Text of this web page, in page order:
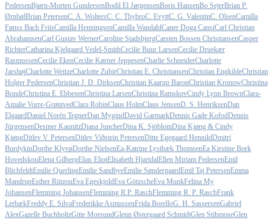
PedersenBjørn-Morten GundersenBodil El JørgensenBoris HansenBo SejerBrian P.
ØrnbølBrian PetersenC. A. WoltersC. C. ThybroC. EvyttC. G. ValentinC. OlsenCamilla
Fønss Bach FriisCamilla HenningsenCamilla WandahlCaner Doga CansiCarl Christian
AbrahamsenCarl Gustav WernerCaroline StadsbjergCarsten Bossen ChristiansenCasper
RichterCatharina Kjelgaard Vedel-SmithCecilie Buur LarsenCecilie Druekær
RasmussenCecilie EkenCecilie Kørner JeppesenCharlie SchneiderCharlotte
JarshøjCharlotte WeitzeCharlotte ZubirChristian E. ChristiansenChristian EngkildeChristian
Holger PedersenChristian J. D. DirksenChristian Kaarup BaronChristian KronowChristina
BondeChristina E. EbbesenChristina LarsenChristina RamskovCindy Lynn BrownClara-
Amalie Vorre-GrøntvedClara RobinClaus HolmClaus JensenD. S. HenriksenDan
ElgaardDaniel Norén TegnerDan MygindDavid GarmarkDennis Gade KofodDennis
JürgensenDesmer KaunitzDiana JuncherDina K. SjöblomDina Kjøng & Cindy
KjøngDitlev V. PetersenDitlev Viðstein PetersenDitte Egegaard HennildDmitri
BurdykinDorthe KlyvøDorthe NielsenEa-Katrine Lystbæk ThomsenEa Kirstine Bork
HovedskouElena GilbergElias EliotElisabeth HjartdalEllen Miriam PedersenEmil
BlichfeldtEmilie QuerlingEmilie SandbyeEmilie SøndergaardEmil Taj PetersenEmma
MandrupEsther RützouEva EgeskjoldEva GötzscheEva MunkFelina My
JohansenFlemming JohansenFlemming R.P. RaschFlemming R. P. RaschFrank
LerbækFreddy E. SilvaFrederikke AsmussenFrida BorelloG. H. SassersenGabriel
AlexGazelle BuchholtzGitte MorsundGlenn Østergaard SchmidtGlen StihmoseGlen